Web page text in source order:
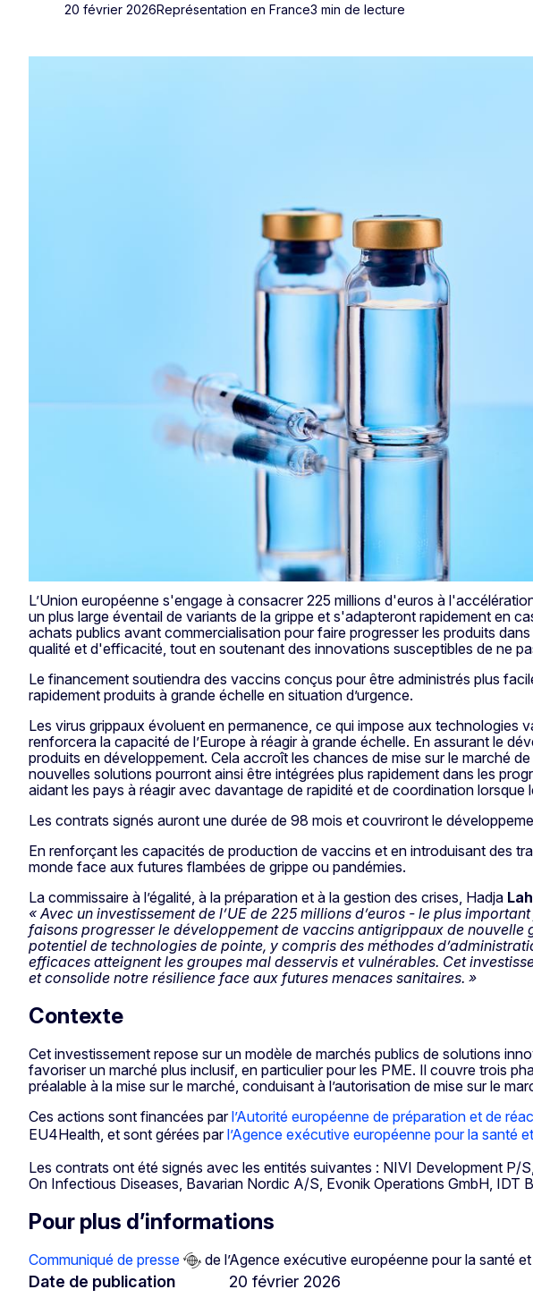
20 février 2026Représentation en France3 min de lecture
L’Union européenne s'engage à consacrer 225 millions d'euros à
un plus large éventail de variants de la grippe et s'adapteront rapidement en
achats publics avant commercialisation pour faire progresser les produits
qualité et d'efficacité, tout en soutenant des innovations susceptibles de ne
Le financement soutiendra des vaccins conçus pour être administrés plus
rapidement produits à grande échelle en situation d’urgence.
Les virus grippaux évoluent en permanence, ce qui impose aux
renforcera la capacité de l’Europe à réagir à grande échelle. En assurant le
produits en développement. Cela accroît les chances de mise sur le marché
nouvelles solutions pourront ainsi être intégrées plus rapidement dans les
aidant les pays à réagir avec davantage de rapidité et de coordination lorsque
Les contrats signés auront une durée de 98 mois et couvriront le
En renforçant les capacités de production de vaccins et en introduisant des
monde face aux futures flambées de grippe ou pandémies.
La commissaire à l’égalité, à la préparation et à la gestion des crises, Hadja
« Avec un investissement de l’UE de 225 millions d’euros - le plus
faisons progresser le développement de vaccins antigrippaux de
potentiel de technologies de pointe, y compris des méthodes
efficaces atteignent les groupes mal desservis et vulnérables. Cet
et consolide notre résilience face aux futures menaces sanitaires. »
Contexte
Cet investissement repose sur un modèle de marchés publics de solutions
favoriser un marché plus inclusif, en particulier pour les PME. Il couvre trois
préalable à la mise sur le marché, conduisant à l’autorisation de mise sur le
Ces actions sont financées parl’Autorité européenne de préparation et de
EU4Health, et sont gérées parl’Agence exécutive européenne pour la santé
Les contrats ont été signés avec les entités suivantes : NIVI Development P/
On Infectious Diseases, Bavarian Nordic A/S, Evonik Operations GmbH,
Pour plus d’informations
Communiqué de presse de l’Agence exécutive européenne pour la santé
Date de publication 20 février 2026